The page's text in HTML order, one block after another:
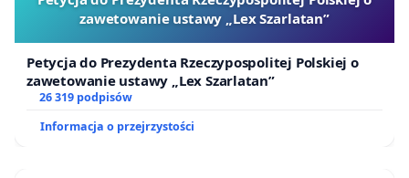
zawetowanie ustawy „Lex Szarlatan”
Petycja do Prezydenta Rzeczypospolitej Polskiej o
zawetowanie ustawy „Lex Szarlatan”
26 319 podpisów
Informacja o przejrzystości